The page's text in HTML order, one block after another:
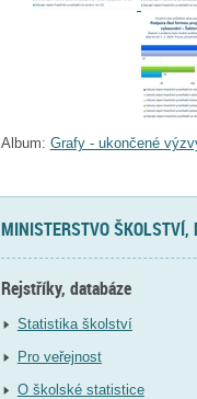
Album: Grafy - ukončené
MINISTERSTVO ŠKOLSTVÍ,
Rejstříky, databáze
Statistika školství
Pro veřejnost
O školské statistice